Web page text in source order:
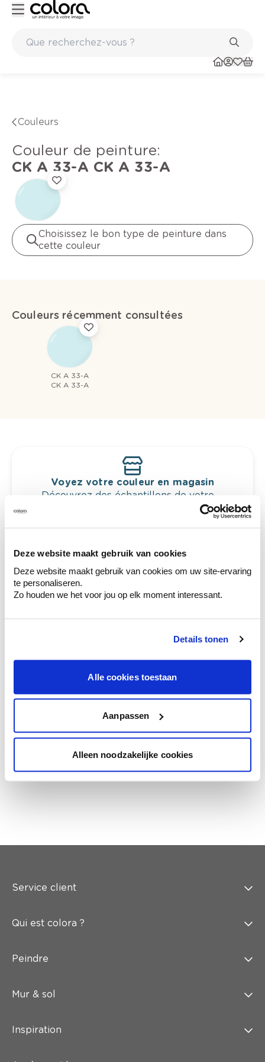
Deze website maakt gebruik van cookies
Deze website maakt gebruik van cookies om uw site-ervaring
te personaliseren.
Zo houden we het voor jou op elk moment interessant.
Details tonen
Alle cookies toestaan
Aanpassen
Alleen noodzakelijke cookies
Couleurs
Couleur de peinture:
CK A 33-A CK A 33-A
Choisissez le bon type de peinture dans
cette couleur
Couleurs récemment consultées
CK A 33-A
CK A 33-A
Voyez votre couleur en magasin
Découvrez des échantillons de votre
Obtenez des conseils personnalisés sur la
combinaison de couleurs.
Conseil couleur à domicile
l'éclairage et de votre mobilier.
Obtenez un contrôle technologique de vos
murs.
Service client
Qui est colora ?
Peindre
Mur & sol
Inspiration